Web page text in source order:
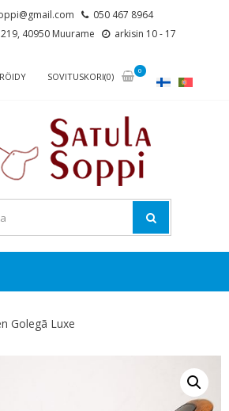
050 467 8964
40950 Muurame
arkisin 10 - 17
SOVITUSKORI(0)
0
Golegã Luxe